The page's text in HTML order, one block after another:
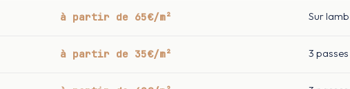
à partir de 65€/m² Sur
à partir de 35€/m² 3